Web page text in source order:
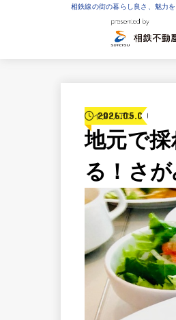
相鉄線の街の暮らし良さ、魅力を
イタリアン
2026.05.09
地元で
る！さ